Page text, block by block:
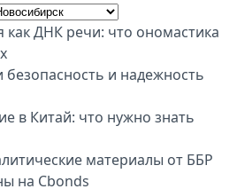
ДНК речи: что ономастика
и надежность
в Китай: что нужно знать
материалы от ББР
на Cbonds